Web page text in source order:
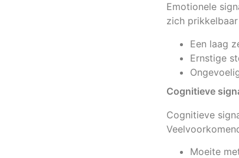
Emotionele
zich
Een laag
Ernstige
Cognitieve
Cognitieve
Moeite